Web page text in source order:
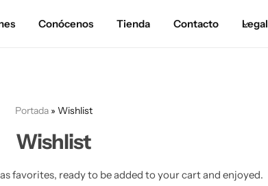
Conócenos Tienda Contacto Legal
Portada» Wishlist
Wishlist
favorites, ready to be added to your cart and enjoyed.